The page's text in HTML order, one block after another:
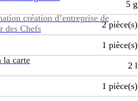
création d’entreprise de
des Chefs
la carte
5 g
2 pièce(s)
1 pièce(s)
2 l
1 pièce(s)